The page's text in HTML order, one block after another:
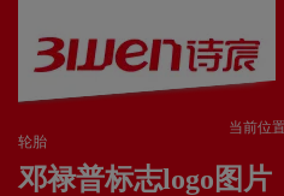
当前位
轮胎
邓禄普标志logo图片